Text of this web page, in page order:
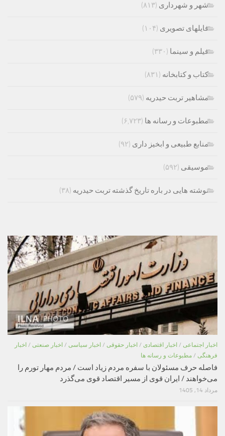
شهر و شهرداری (۸۱۳)
فایلهای تصویری (۱۰۴)
فیلم و سینما (۳۳۰)
کتاب و کتابخانه (۸۳۱)
مشاهیر تربت حیدریه (۵۷۹)
مطبوعات و رسانه ها (۶,۷۲۳)
منابع طبیعی و ابخیز داری (۹۲)
موسیقی (۵۹۲)
نوشته هایی در باره تاریخ گذشته تربت حیدریه (۳۸)
اخبار اجتماعی / اخبار اقتصادی / اخبار حقوقی / اخبار سیاسی / اخبار صنعتی / اخبار
فرهنگی / مطبوعات و رسانه ها
فاصله حرف مسئولان با سفره مردم زیاد است / مردم مهار تورم را
می‌خواهند / ایران قوی از مسیر اقتصاد قوی می‌گذرد
مرداد 14, 1405